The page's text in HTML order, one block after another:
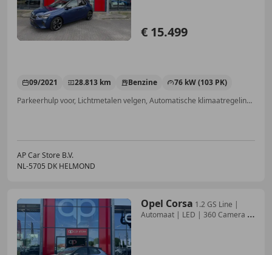
€ 15.499
09/2021 28.813 km Benzine
76 kW (103 PK)
Parkeerhulp voor, Lichtmetalen velgen, Automatische klimaatregeling, Airbag passagier, Parkeerhulp met camera, Apple CarPlay, Elektrisch verstelbare buitenspiegels, Radio
AP Car Store B.V.
NL-5705 DK HELMOND
Opel Corsa 1.2 GS Line |
Automaat | LED | 360 Camera |